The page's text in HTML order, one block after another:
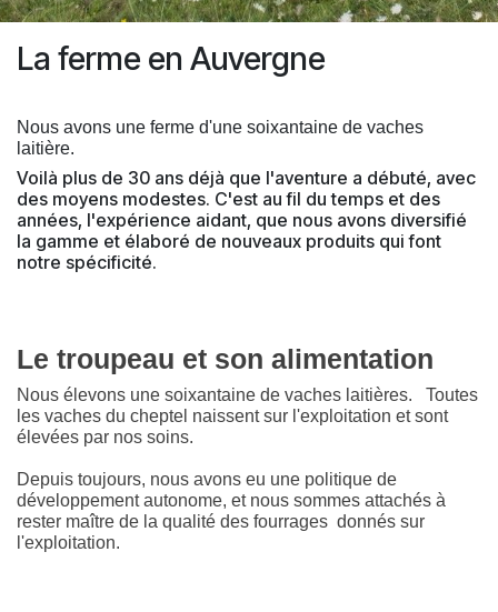
La ferme en Auvergne
Nous avons une ferme d'une soixantaine de vaches
laitière.
Voilà plus de 30 ans déjà que l'aventure a débuté, avec
des moyens modestes. C'est au fil du temps et des
années, l'expérience aidant, que nous avons diversifié
la gamme et élaboré de nouveaux produits qui font
notre spécificité.
Le troupeau et son alimentation
Nous élevons une soixantaine de vaches laitières.
Toutes
les vaches du cheptel naissent sur l'exploitation et sont
élevées par nos soins.
Depuis toujours, nous avons eu une politique de
développement autonome, et nous sommes attachés à
rester maître de la qualité des fourrages donnés sur
l'exploitation.